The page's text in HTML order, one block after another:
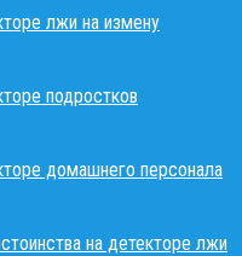
лжи на измену
подростков
домашнего персонала
на детекторе лжи